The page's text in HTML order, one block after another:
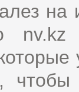
nv.kz
чтобы